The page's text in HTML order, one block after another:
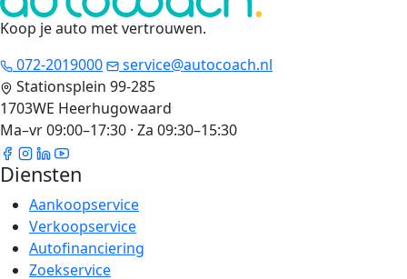
Koop je auto met vertrouwen.
072-2019000
service@autocoach.nl
Stationsplein 99-285
1703WE Heerhugowaard
Ma–vr 09:00–17:30 · Za 09:30–15:30
Diensten
Aankoopservice
Verkoopservice
Autofinanciering
Zoekservice